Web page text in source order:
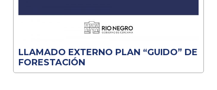
LLAMADO EXTERNO PLAN “GUIDO” DE
FORESTACIÓN